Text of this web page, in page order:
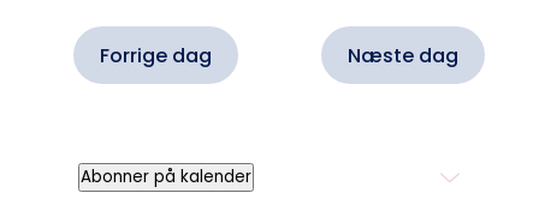
begivenheder
Forrige dag Næste dag
Abonner på kalender